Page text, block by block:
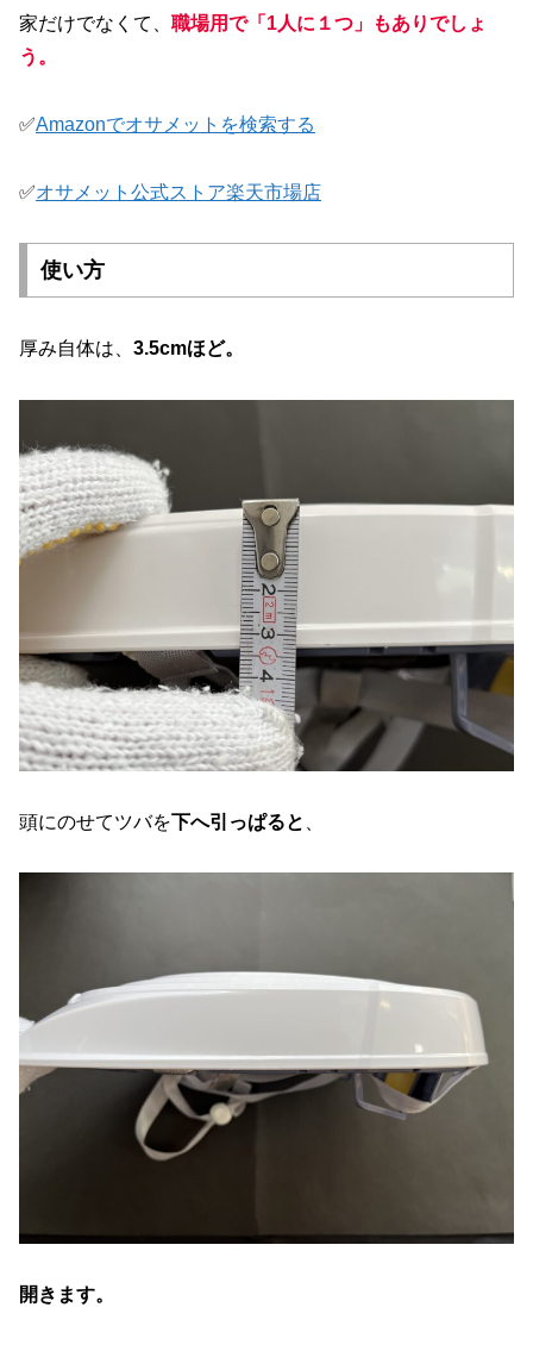
家だけでなくて、 職場用で「1人に１つ」もありでしょ
う。
✅Amazonでオサメットを検索する
✅オサメット公式ストア楽天市場店
使い方
厚み自体は、 3.5cmほど。
頭にのせてツバを下へ引っぱると
開きます。